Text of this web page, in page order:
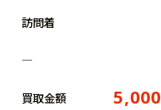
訪問着
―
買取金額 5,000